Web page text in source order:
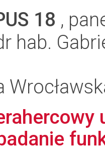
18 ,
hab.